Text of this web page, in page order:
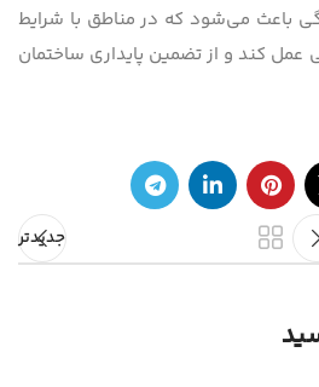
باعث می‌شود که در مناطق با شرایط
عمل کند و از تضمین پایداری ساختمان
جدیدتر